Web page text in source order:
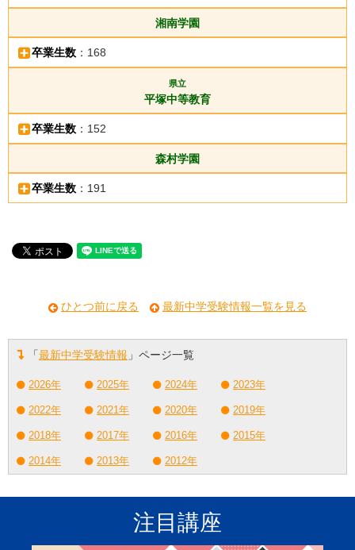
湘南学園
卒業生数 ：168
県立
平塚中等教育
卒業生数 ：152
森村学園
卒業生数 ：191
ひとつ前に戻る 最新中学受験情報一覧を見る
「最新中学受験情報 」ページ一覧
2026年 2025年 2024年 2023年
2022年 2021年 2020年 2019年
2018年 2017年 2016年 2015年
2014年 2013年 2012年
注目講座